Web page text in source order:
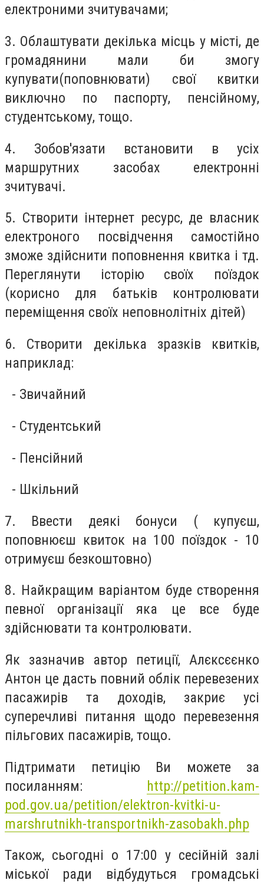
електроними зчитувачами;
3. Облаштувати декілька місць у місті, де
громадянини мали би змогу
купувати(поповнювати) свої квитки
виключно по паспорту, пенсійному,
студентському, тощо.
4. Зобов'язати встановити в усіх
маршрутних засобах електронні
зчитувачі.
5. Створити інтернет ресурс, де власник
електроного посвідчення самостійно
зможе здійснити поповнення квитка і тд.
Переглянути історію своїх поїздок
(корисно для батьків контролювати
переміщення своїх неповнолітніх дітей)
6. Створити декілька зразків квитків,
наприклад:
- Звичайний
- Студентський
- Пенсійний
- Шкільний
7. Ввести деякі бонуси ( купуєш,
поповнюєш квиток на 100 поїздок - 10
отримуєш безкоштовно)
8. Найкращим варіантом буде створення
певної організації яка це все буде
здійснювати та контролювати.
Як зазначив автор петиції, Алєксєєнко
Антон це дасть повний облік перевезених
пасажирів та доходів, закриє усі
суперечливі питання щодо перевезення
пільгових пасажирів, тощо.
Підтримати петицію Ви можете за
посиланням: http://petition.kam-
pod.gov.ua/petition/elektron-kvitki-u-
marshrutnikh-transportnikh-zasobakh.php
Також, сьогодні о 17:00 у сесійній залі
міської ради відбудуться громадські